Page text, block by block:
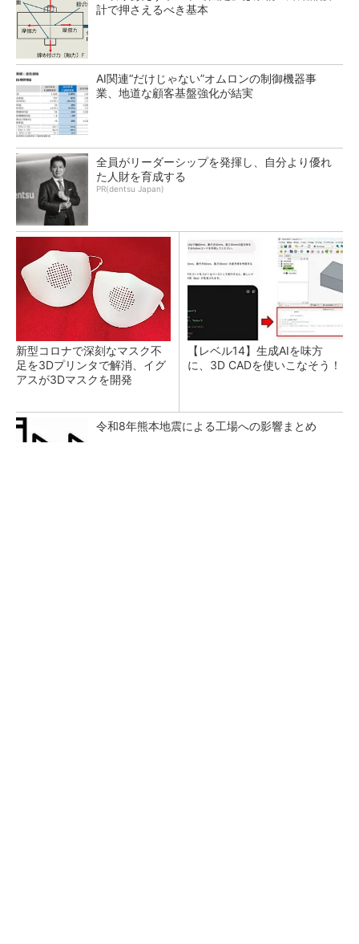
計で押さえるべき基本
AI関連“だけじゃない”オムロンの制御機器事
業、地道な顧客基盤強化が結実
全員がリーダーシップを発揮し、自分より優れ
た人財を育成する
PR(dentsu Japan)
新型コロナで深刻なマスク不
足を3Dプリンタで解消、イグ
アスが3Dマスクを開発
【レベル14】生成AIを味方
に、3D CADを使いこなそう！
令和8年熊本地震による工場への影響まとめ